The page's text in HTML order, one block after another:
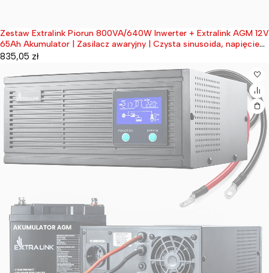
Wyprzedane
Zestaw Extralink Piorun 800VA/640W Inwerter + Extralink AGM 12V
65Ah Akumulator | Zasilacz awaryjny | Czysta sinusoida, napięcie
akumulatora 12VDC + bezobsługowy
835,05 zł